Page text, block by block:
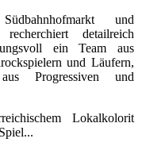
und
recherchiert detailreich
ein Team aus
und Läufern,
Progressiven und
Lokalkolorit